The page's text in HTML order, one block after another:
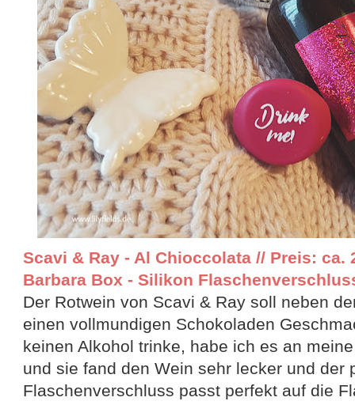
Scavi & Ray - Al Chioccolata // Preis: ca.
Barbara Box - Silikon
Der Rotwein von Scavi & Ray soll neben
einen vollmundigen Schokoladen
keinen Alkohol trinke, habe ich es an
und sie fand den Wein sehr lecker und der
Flaschenverschluss passt perfekt auf die